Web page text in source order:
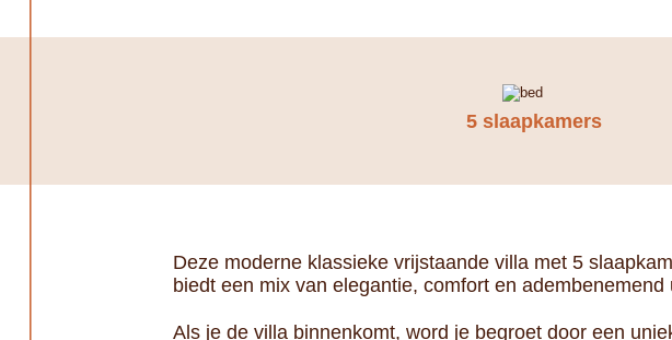
5 slaapkamers
Deze moderne klassieke vrijstaande villa met 5
biedt een mix van elegantie, comfort en adembenemend
Als je de villa binnenkomt, word je begroet door een